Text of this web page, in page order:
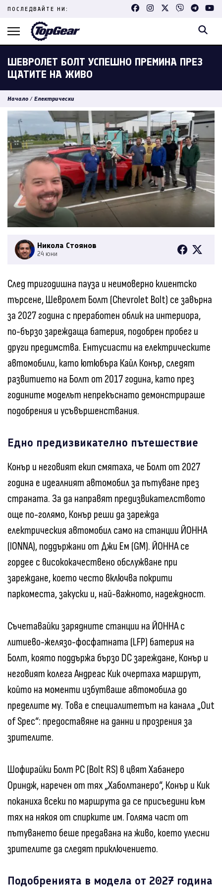
Skip
content
ПОСЛЕДВАЙТЕ НИ:
ШЕВРОЛЕТ БОЛТ УСПЕШНО ПРЕМИНА ПРЕЗ
ЩАТИТЕ НА ЖИВО
Начало / Електрически
Никола Стоянов
24 юни
След тригодишна пауза и неимоверно клиентско
търсене, Шевролет Болт (Chevrolet Bolt) се завърна
за 2027 година с преработен облик на интериора,
по-бързо зареждаща батерия, подобрен пробег и
други предимства. Ентусиасти на електрическите
автомобили, като ютюбъра Кайл Конър, следят
развитието на Болт от 2017 година, като през
годините моделът непрекъснато демонстрираше
подобрения и усъвършенствания.
Едно предизвикателно пътешествие
Конър и неговият екип смятаха, че Болт от 2027
година е идеалният автомобил за пътуване през
страната. За да направят предизвикателството
още по-голямо, Конър реши да зарежда
електрическия автомобил само на станции ЙОННА
(IONNA), поддържани от Джи Ем (GM). ЙОННА се
гордее с висококачествено обслужване при
зареждане, което често включва покрити
паркоместа, закуски и, най-важното, надеждност.
Съчетавайки зарядните станции на ЙОННА с
литиево-желязо-фосфатната (LFP) батерия на
Болт, която поддържа бързо DC зареждане, Конър и
неговият колега Андреас Кик очертаха маршрут,
който на моменти избутваше автомобила до
пределите му. Това е специалитетът на канала „Out
of Spec“: предоставяне на данни и прозрения за
зрителите.
Шофирайки Болт РС (Bolt RS) в цвят Хабанеро
Ориндж, наречен от тях „Хаболтанеро“, Конър и Кик
поканиха всеки по маршрута да се присъедини към
тях на някоя от спирките им. Голяма част от
пътуването беше предавана на живо, което улесни
зрителите да следят приключението.
Подобренията в модела от 2027 година